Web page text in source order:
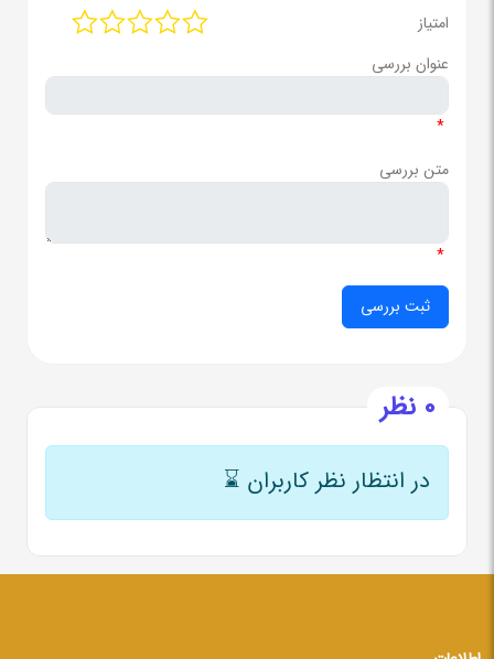
امتیاز
عنوان بررسی
*
متن بررسی
*
0 نظر
در انتظار نظر کاربران ⌛